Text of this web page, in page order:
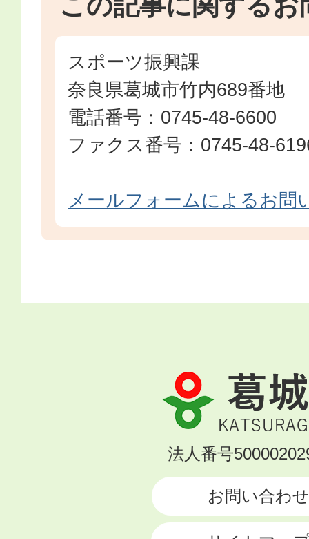
スポーツ振興課
奈良県葛城市竹内689番地
電話番号：0745-48-6600
ファクス番号：0745-48-
メールフォームによるお問
葛
城
市
KATSURAGI
法人番号
お問い合わせ